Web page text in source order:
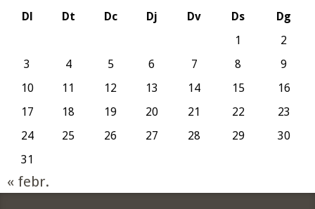
Dl Dt Dc Dj Dv Ds
Dg
1
2
3
4 5 6 7 8
9
10
11 12 13 14 15
16
17
18 19 20 21 22
23
24
25 26 27 28 29
30
31
« febr.